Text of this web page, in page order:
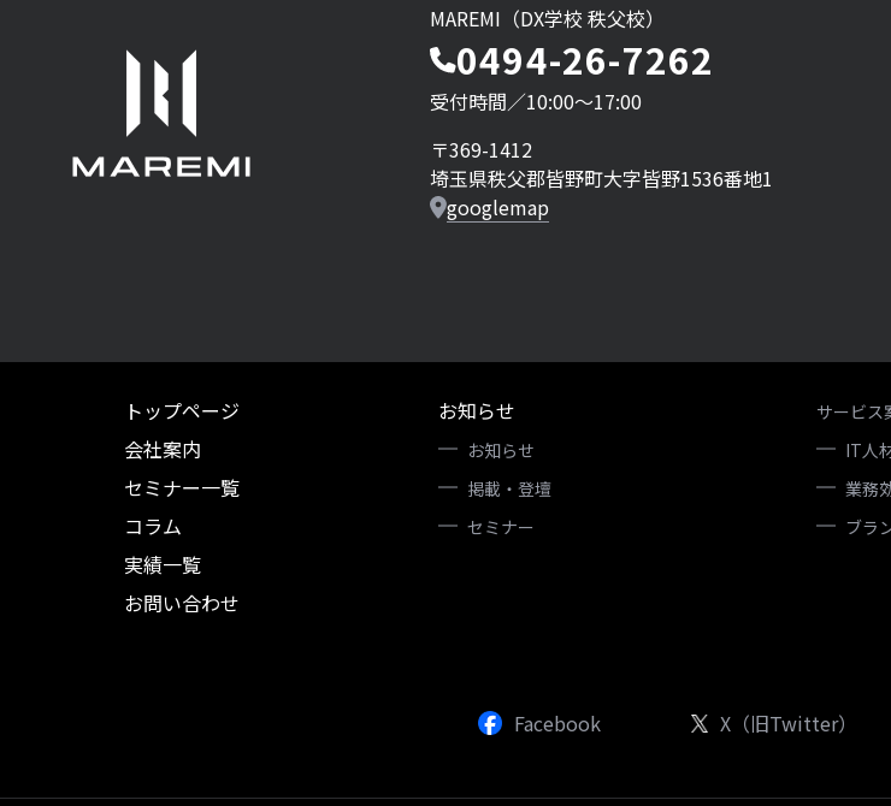
MAREMI（DX学校 秩父校）
0494-26-7262
受付時間／10:00〜17:00
〒369-1412
埼玉県秩父郡皆野町大字皆野1536番地1
googlemap
トップページ
会社案内
セミナー一覧
コラム
実績一覧
お問い合わせ
お知らせ
お知らせ
掲載・登壇
セミナー
サービス
IT人
業務
ブラ
Facebook X（旧Twitter）